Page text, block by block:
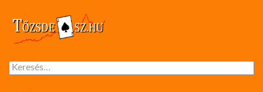
Keresés: